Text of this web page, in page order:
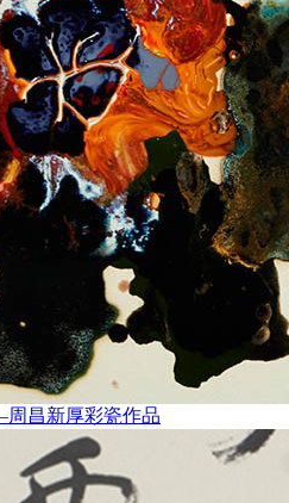
昌新厚彩瓷作品